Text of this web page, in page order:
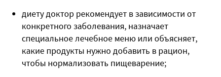
диету доктор рекомендует в зависимости от
конкретного заболевания, назначает
специальное лечебное меню или объясняет,
какие продукты нужно добавить в рацион,
чтобы нормализовать пищеварение;